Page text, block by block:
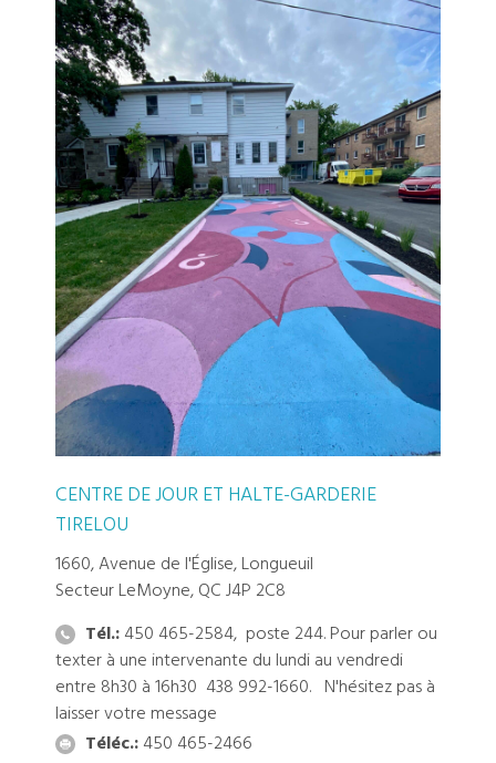
CENTRE DE JOUR ET HALTE-GARDERIE
TIRELOU
1660, Avenue de l'Église, Longueuil
Secteur LeMoyne, QC J4P 2C8
Tél.: 450 465-2584, poste 244. Pour parler ou
texter à une intervenante du lundi au vendredi
entre 8h30 à 16h30 438 992-1660. N'hésitez pas à
laisser votre message
Téléc.: 450 465-2466